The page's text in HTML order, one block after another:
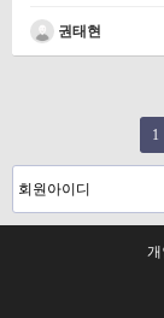
권태현
1
개